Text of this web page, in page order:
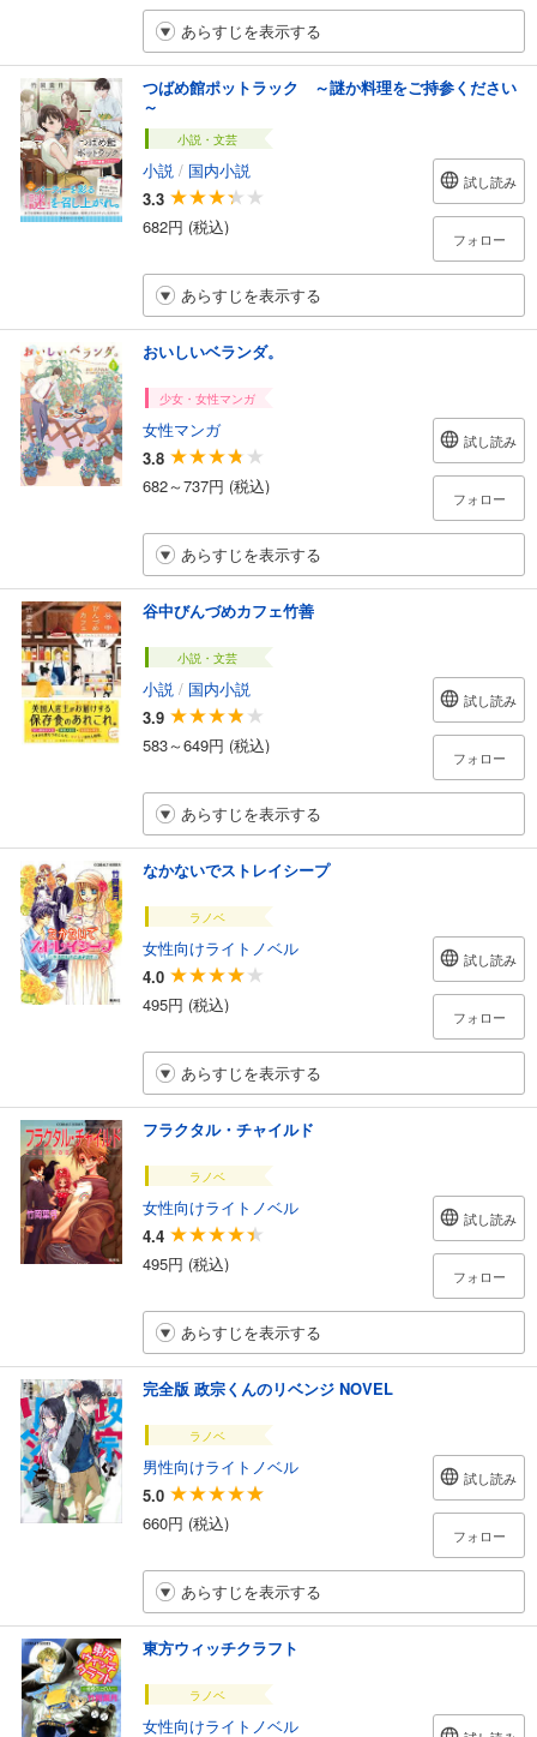
あらすじを表示する
つばめ館ポットラック ～謎か料理をご持参ください
～
小説・文芸
小説 / 国内小説
3.3
682円 (税込)
試し読み
フォロー
あらすじを表示する
おいしいベランダ。
少女・女性マンガ
女性マンガ
3.8
682～737円 (税込)
試し読み
フォロー
あらすじを表示する
谷中びんづめカフェ竹善
小説・文芸
小説 / 国内小説
3.9
583～649円 (税込)
試し読み
フォロー
あらすじを表示する
なかないでストレイシープ
ラノベ
女性向けライトノベル
4.0
495円 (税込)
試し読み
フォロー
あらすじを表示する
フラクタル・チャイルド
ラノベ
女性向けライトノベル
4.4
495円 (税込)
試し読み
フォロー
あらすじを表示する
完全版 政宗くんのリベンジ NOVEL
ラノベ
男性向けライトノベル
5.0
660円 (税込)
試し読み
フォロー
あらすじを表示する
東方ウィッチクラフト
ラノベ
女性向けライトノベル